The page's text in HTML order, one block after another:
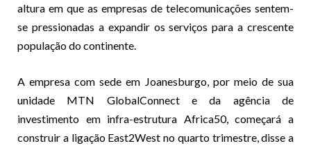
altura em que as empresas de telecomunicações sentem-
se pressionadas a expandir os serviços para a crescente
população do continente.
A empresa com sede em Joanesburgo, por meio de sua
unidade MTN GlobalConnect e da agência de
investimento em infra-estrutura Africa50, começará a
construir a ligação East2West no quarto trimestre, disse a